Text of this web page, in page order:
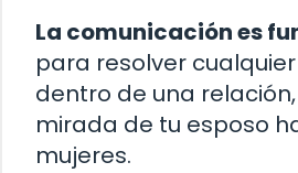
La comunicación es
para resolver
dentro de una
mirada de tu esposo
mujeres.